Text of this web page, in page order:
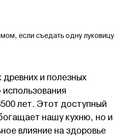
если съедать одну луковицу
и полезных
лет. Этот доступный
нашу кухню, но и
влияние на здоровье